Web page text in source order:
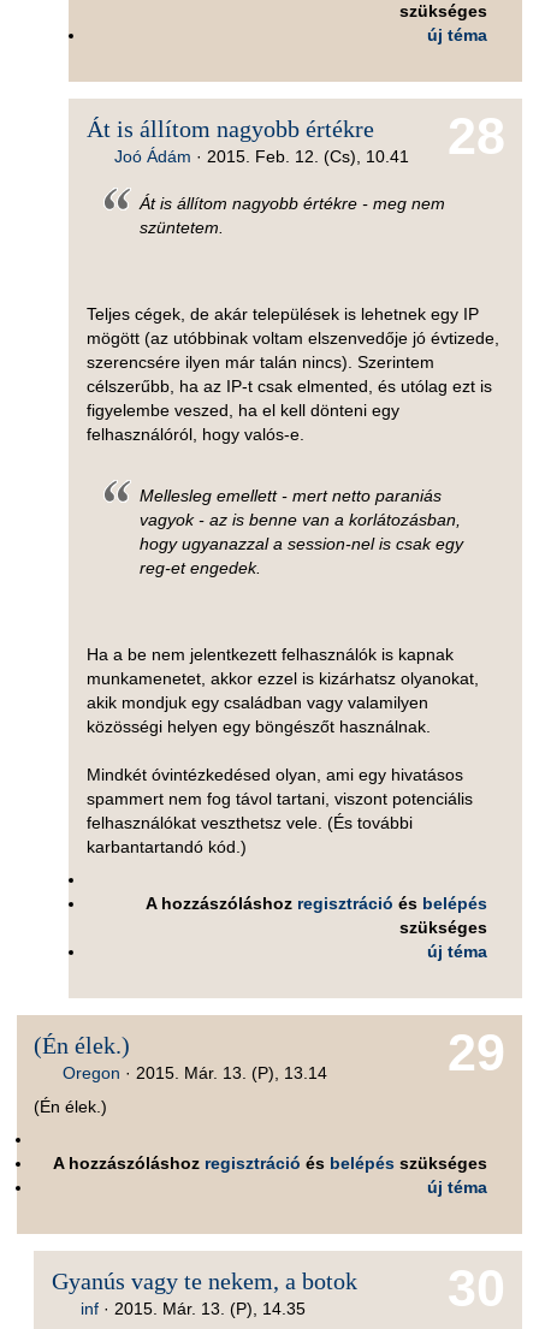
szükséges
új téma
28
Át is állítom nagyobb értékre
Joó Ádám ·2015. Feb. 12. (Cs), 10.41
Át is állítom nagyobb értékre - meg nem
szüntetem.
Teljes cégek, de akár települések is lehetnek egy IP
mögött (az utóbbinak voltam elszenvedője jó évtizede,
szerencsére ilyen már talán nincs). Szerintem
célszerűbb, ha az IP-t csak elmented, és utólag ezt is
figyelembe veszed, ha el kell dönteni egy
felhasználóról, hogy valós-e.
Mellesleg emellett - mert netto paraniás
vagyok - az is benne van a korlátozásban,
hogy ugyanazzal a session-nel is csak egy
reg-et engedek.
Ha a be nem jelentkezett felhasználók is kapnak
munkamenetet, akkor ezzel is kizárhatsz olyanokat,
akik mondjuk egy családban vagy valamilyen
közösségi helyen egy böngészőt használnak.
Mindkét óvintézkedésed olyan, ami egy hivatásos
spammert nem fog távol tartani, viszont potenciális
felhasználókat veszthetsz vele. (És további
karbantartandó kód.)
A hozzászóláshoz regisztráció és belépés
szükséges
új téma
29
(Én élek.)
Oregon ·2015. Már. 13. (P), 13.14
(Én élek.)
A hozzászóláshoz regisztráció és belépés szükséges
új téma
30
Gyanús vagy te nekem, a botok
inf· 2015. Már. 13. (P), 14.35